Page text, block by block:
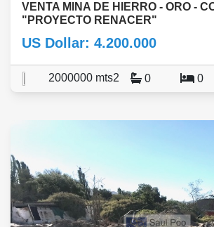
VENTA MINA DE HIERRO - ORO -
"PROYECTO RENACER"
US Dollar: 4.200.000
2000000 mts2 0 0